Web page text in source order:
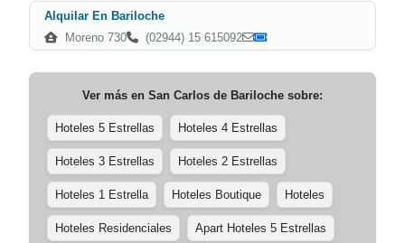
Alquilar En Bariloche
Moreno 730
(02944) 15 615092
Ver más en San Carlos de Bariloche sobre:
Hoteles 5 Estrellas Hoteles 4 Estrellas
Hoteles 3 Estrellas Hoteles 2 Estrellas
Hoteles 1 Estrella Hoteles Boutique Hoteles
Hoteles Residenciales Apart Hoteles 5 Estrellas